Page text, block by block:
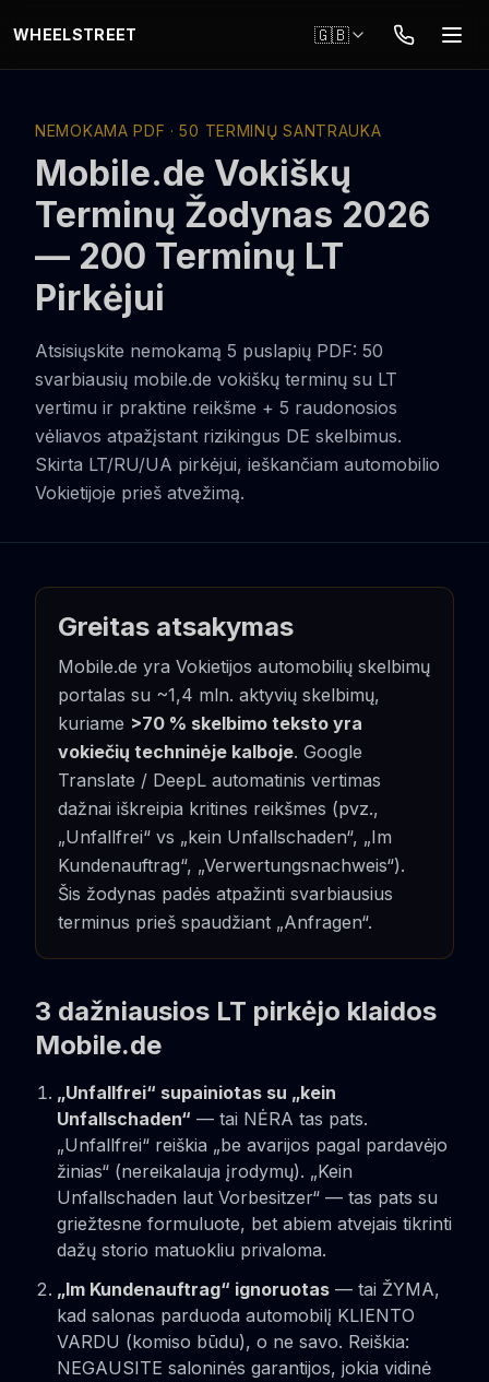
WHEELSTREET 🇬🇧
NEMOKAMA PDF · 50 TERMINŲ SANTRAUKA
Mobile.de Vokiškų
Terminų Žodynas 2026
— 200 Terminų LT
Pirkėjui
Atsisiųskite nemokamą 5 puslapių PDF: 50
svarbiausių mobile.de vokiškų terminų su LT
vertimu ir praktine reikšme + 5 raudonosios
vėliavos atpažįstant rizikingus DE skelbimus.
Skirta LT/RU/UA pirkėjui, ieškančiam automobilio
Vokietijoje prieš atvežimą.
Greitas atsakymas
Mobile.de yra Vokietijos automobilių skelbimų
portalas su ~1,4 mln. aktyvių skelbimų,
kuriame >70 % skelbimo teksto yra
vokiečių techninėje kalboje. Google
Translate / DeepL automatinis vertimas
dažnai iškreipia kritines reikšmes (pvz.,
„Unfallfrei“ vs „kein Unfallschaden“, „Im
Kundenauftrag“, „Verwertungsnachweis“).
Šis žodynas padės atpažinti svarbiausius
terminus prieš spaudžiant „Anfragen“.
3 dažniausios LT pirkėjo klaidos
Mobile.de
„Unfallfrei“ supainiotas su „kein
Unfallschaden“ — tai NĖRA tas pats.
„Unfallfrei“ reiškia „be avarijos pagal pardavėjo
žinias“ (nereikalauja įrodymų). „Kein
Unfallschaden laut Vorbesitzer“ — tas pats su
griežtesne formuluote, bet abiem atvejais tikrinti
dažų storio matuokliu privaloma.
„Im Kundenauftrag“ ignoruotas — tai ŽYMA,
kad salonas parduoda automobilį KLIENTO
VARDU (komiso būdu), o ne savo. Reiškia:
NEGAUSITE saloninės garantijos, jokia vidinė